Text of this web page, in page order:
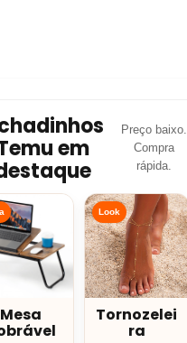
em
Preço baixo.
Compra
rápida.
Mesa
Look
Tornozelei
ra